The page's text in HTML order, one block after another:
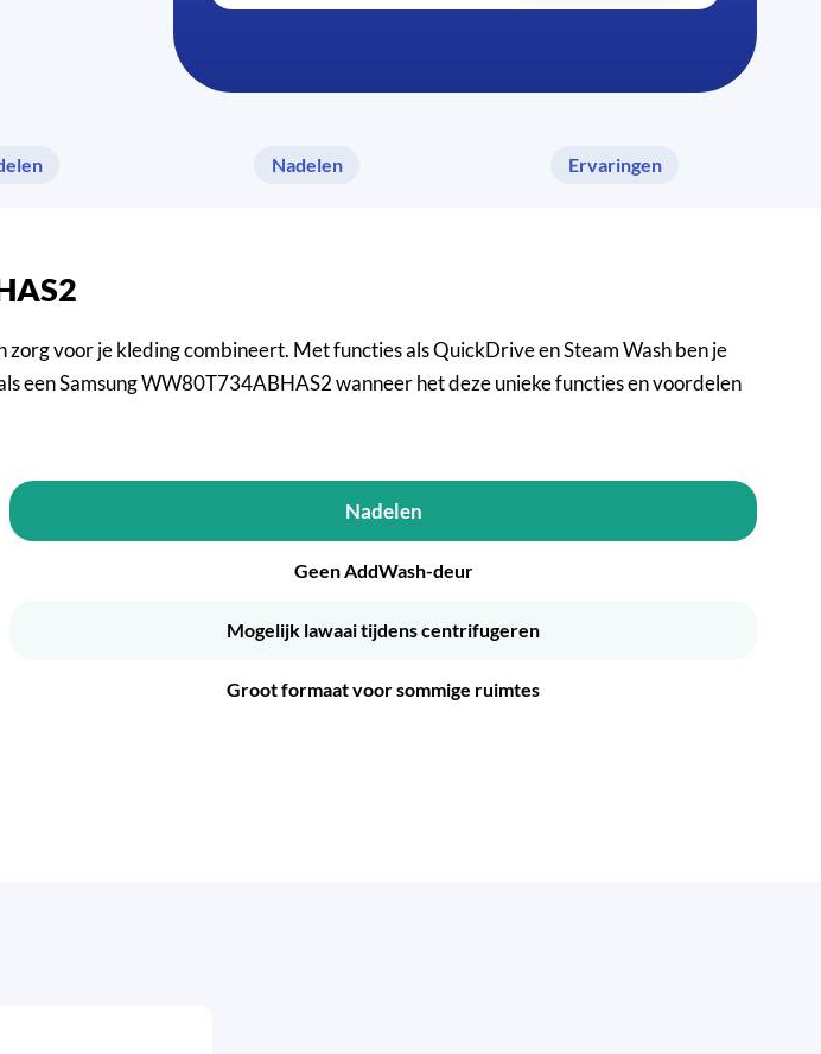
Nadelen Ervaringen
voor je kleding combineert. Met functies als QuickDrive en Steam Wash ben je
een Samsung WW80T734ABHAS2 wanneer het deze unieke functies en voordelen
Nadelen
Geen AddWash-deur
Mogelijk lawaai tijdens centrifugeren
Groot formaat voor sommige ruimtes